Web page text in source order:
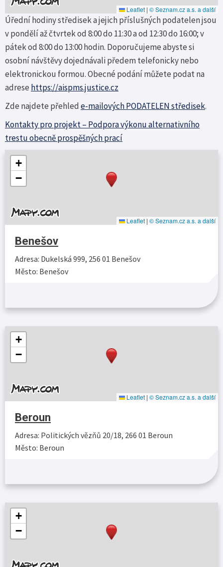
Leaflet | © Seznam.cz a.s. a další
Úřední hodiny středisek a jejich příslušných podatelen jsou
v pondělí až čtvrtek od 8:00 do 11:30 a od 12:30 do 16:00; v
pátek od 8:00 do 13:00 hodin. Doporučujeme abyste si
osobní návštěvy dojednávali předem telefonicky nebo
elektronickou formou. Obecné podání můžete podat na
adrese https://aispms.justice.cz
Zde najdete přehlede-mailových PODATELEN středisek.
Kontakty pro projekt – Podpora výkonu alternativního
trestu obecně prospěšných prací
+
−
Leaflet | © Seznam.cz a.s. a další
Benešov
Adresa: Dukelská 999, 256 01 Benešov
Město: Benešov
+
−
Leaflet | © Seznam.cz a.s. a další
Beroun
Adresa: Politických vězňů 20/18, 266 01 Beroun
Město: Beroun
+
−